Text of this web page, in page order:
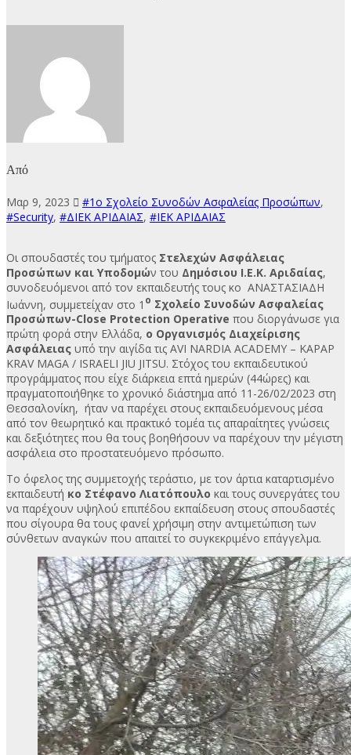
Από
Μαρ 9, 2023 #1ο Σχολείο Συνοδών Ασφαλείας Προσώπων,
#Security, #ΔΙΕΚ ΑΡΙΔΑΙΑΣ, #ΙΕΚ ΑΡΙΔΑΙΑΣ
Οι σπουδαστές του τμήματος Στελεχών Ασφάλειας
Προσώπων και Υποδομών του Δημόσιου Ι.Ε.Κ. Αριδαίας,
συνοδευόμενοι από τον εκπαιδευτής τους κο ΑΝΑΣΤΑΣΙΑΔΗ
Ιωάννη, συμμετείχαν στο 1 ο Σχολείο Συνοδών Ασφαλείας
Προσώπων-Close Protection Operative που διοργάνωσε για
πρώτη φορά στην Ελλάδα, ο Οργανισμός Διαχείρισης
Ασφάλειας υπό την αιγίδα τις AVI NARDIA ACADEMY – KAPAP
KRAV MAGA / ISRAELI JIU JITSU. Στόχος του εκπαιδευτικού
προγράμματος που είχε διάρκεια επτά ημερών (44ώρες) και
πραγματοποιήθηκε το χρονικό διάστημα από 11-26/02/2023 στη
Θεσσαλονίκη, ήταν να παρέχει στους εκπαιδευόμενους μέσα
από τον θεωρητικό και πρακτικό τομέα τις απαραίτητες γνώσεις
και δεξιότητες που θα τους βοηθήσουν να παρέχουν την μέγιστη
ασφάλεια στο προστατευόμενο πρόσωπο.
Το όφελος της συμμετοχής τεράστιο, με τον άρτια καταρτισμένο
εκπαιδευτή κο Στέφανο Λιατόπουλο και τους συνεργάτες του
να παρέχουν υψηλού επιπέδου εκπαίδευση στους σπουδαστές
που σίγουρα θα τους φανεί χρήσιμη στην αντιμετώπιση των
σύνθετων αναγκών που απαιτεί το συγκεκριμένο επάγγελμα.